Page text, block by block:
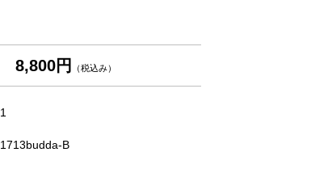
8,800円 （税込み）
1
1713budda-B